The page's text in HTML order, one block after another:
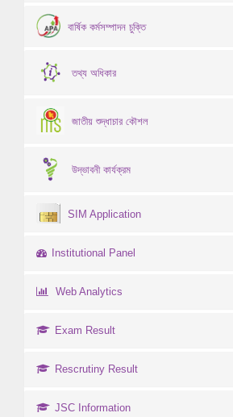
বার্ষিক কর্মসম্পাদন চুক্তি
তথ্য অধিকার
জাতীয় শুদ্ধাচার কৌশল
উদ্ভাবনী কার্যক্রম
SIM Application
Institutional Panel
Web Analytics
Exam Result
Rescrutiny Result
JSC Information